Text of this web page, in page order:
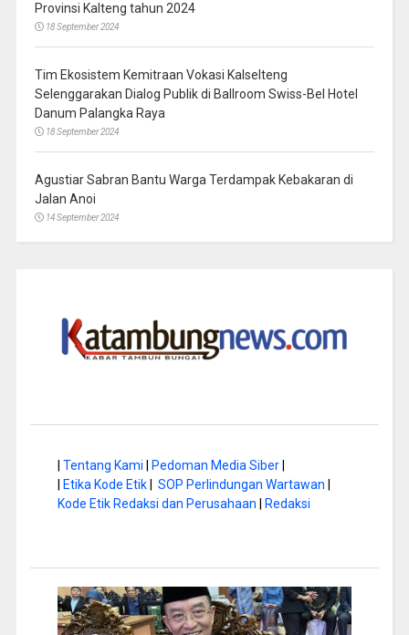
Provinsi Kalteng tahun 2024
18 September 2024
Tim Ekosistem Kemitraan Vokasi Kalselteng
Selenggarakan Dialog Publik di Ballroom Swiss-Bel Hotel
Danum Palangka Raya
18 September 2024
Agustiar Sabran Bantu Warga Terdampak Kebakaran di
Jalan Anoi
14 September 2024
Tentang Kami Pedoman Media Siber|
Etika Kode Etik| SOP Perlindungan Wartawan
Kode Etik Redaksi dan Perusahaan
Redaksi